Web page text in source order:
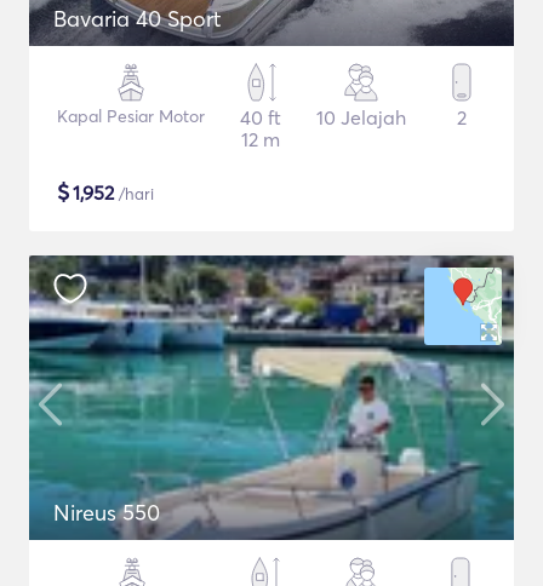
Bavaria 40 Sport
Kapal Pesiar Motor
40 ft
12 m
10 Jelajah 2
$1,952/hari
Nireus 550